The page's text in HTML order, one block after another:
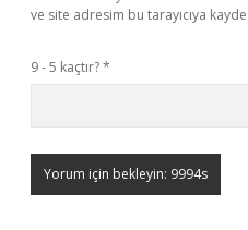
ve site adresim bu tarayıcıya
9 - 5 kaçtır?*